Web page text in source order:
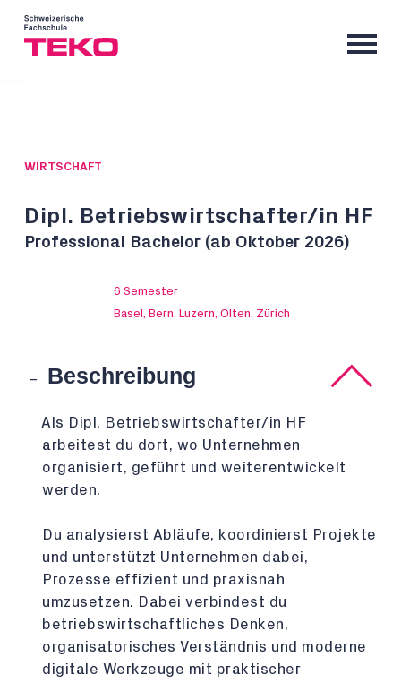
WIRTSCHAFT
Dipl. Betriebswirtschafter/in HF
Professional Bachelor (ab Oktober 2026)
6 Semester
Basel, Bern, Luzern, Olten, Zürich
Beschreibung
Als Dipl. Betriebswirtschafter/in HF
arbeitest du dort, wo Unternehmen
organisiert, geführt und weiterentwickelt
werden.
Du analysierst Abläufe, koordinierst Projekte
und unterstützt Unternehmen dabei,
Prozesse effizient und praxisnah
umzusetzen. Dabei verbindest du
betriebswirtschaftliches Denken,
organisatorisches Verständnis und moderne
digitale Werkzeuge mit praktischer